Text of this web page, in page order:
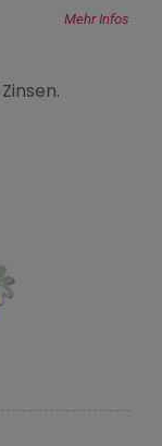
Mehr Infos